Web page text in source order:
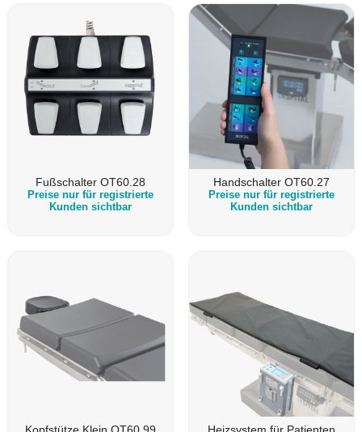
Fußschalter OT60.28
Preise nur für registrierte
Kunden sichtbar
Handschalter OT60.27
Preise nur für registrierte
Kunden sichtbar